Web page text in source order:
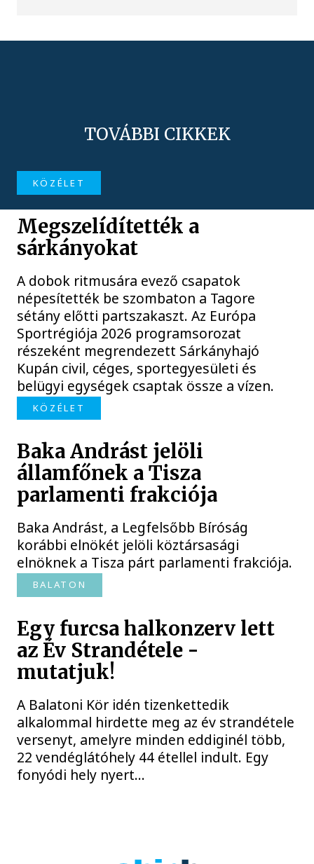
TOVÁBBI CIKKEK
KÖZÉLET
Megszelídítették a
sárkányokat
A dobok ritmusára evező csapatok
népesítették be szombaton a Tagore
sétány előtti partszakaszt. Az Európa
Sportrégiója 2026 programsorozat
részeként megrendezett Sárkányhajó
Kupán civil, céges, sportegyesületi és
belügyi egységek csaptak össze a vízen.
KÖZÉLET
Baka Andrást jelöli
államfőnek a Tisza
parlamenti frakciója
Baka Andrást, a Legfelsőbb Bíróság
korábbi elnökét jelöli köztársasági
elnöknek a Tisza párt parlamenti frakciója.
BALATON
Egy furcsa halkonzerv lett
az Év Strandétele -
mutatjuk!
A Balatoni Kör idén tizenkettedik
alkalommal hirdette meg az év strandétele
versenyt, amelyre minden eddiginél több,
22 vendéglátóhely 44 étellel indult. Egy
fonyódi hely nyert...